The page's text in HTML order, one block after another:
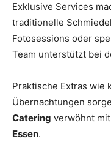
Exklusive Services
traditionelle
Fotosessions oder
Team unterstützt bei
Praktische Extras wie
Übernachtungen
Catering verwöhnt
Essen.